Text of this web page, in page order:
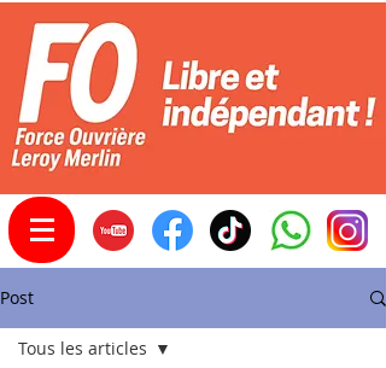
Post
Tous les articles